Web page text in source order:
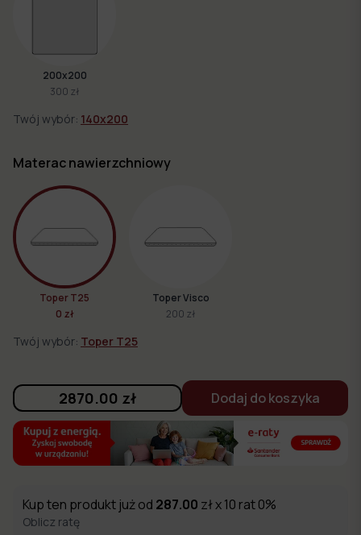
200x200
300 zł
Twój wybór: 140x200
Materac nawierzchniowy
Toper T25
0 zł
Toper Visco
200 zł
Twój wybór: Toper T25
2870.00 zł Dodaj do koszyka
Kup ten produkt już od 287.00 zł x 10 rat 0%
Oblicz ratę